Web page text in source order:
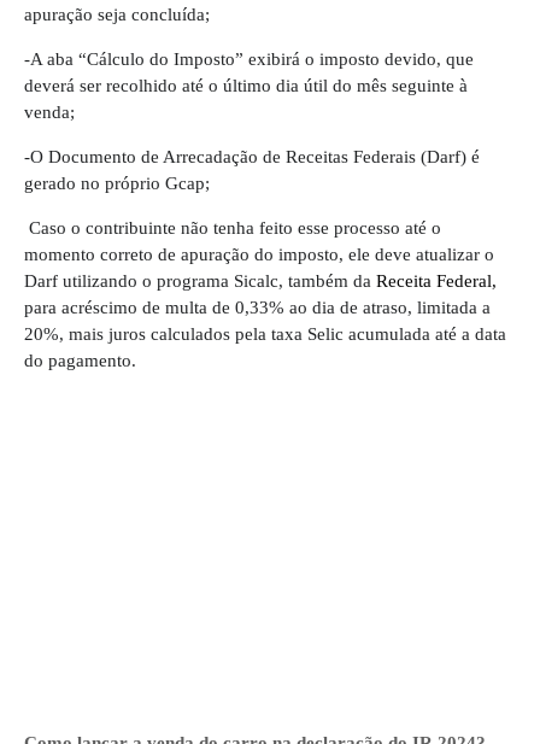
apuração seja concluída;
-A aba “Cálculo do Imposto” exibirá o imposto devido, que
deverá ser recolhido até o último dia útil do mês seguinte à
venda;
-O Documento de Arrecadação de Receitas Federais (Darf) é
gerado no próprio Gcap;
Caso o contribuinte não tenha feito esse processo até o
momento correto de apuração do imposto, ele deve atualizar o
Darf utilizando o programa Sicalc, também da Receita Federal,
para acréscimo de multa de 0,33% ao dia de atraso, limitada a
20%, mais juros calculados pela taxa Selic acumulada até a data
do pagamento.